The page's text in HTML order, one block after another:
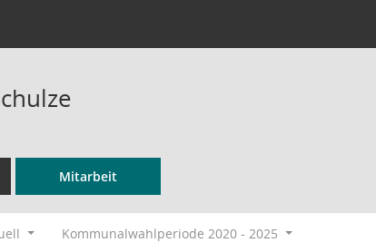
Mitarbeit
Kommunalwahlperiode 2020 - 2025